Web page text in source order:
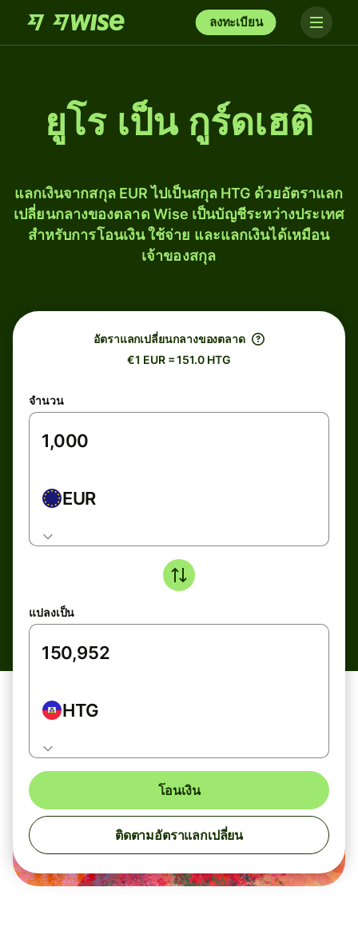
ลงทะเบียน
ยูโร เป็น กูร์ดเฮติ
แลกเงินจากสกุล EUR ไปเป็นสกุล HTG ด้วยอัตราแลก
เปลี่ยนกลางของตลาด Wise เป็นบัญชีระหว่างประเทศ
สำหรับการโอนเงิน ใช้จ่าย และแลกเงินได้เหมือน
เจ้าของสกุล
อัตราแลกเปลี่ยนกลางของตลาด
€1 EUR = 151.0 HTG
จำนวน
EUR
แปลงเป็น
HTG
โอนเงิน
ติดตามอัตราแลกเปลี่ยน